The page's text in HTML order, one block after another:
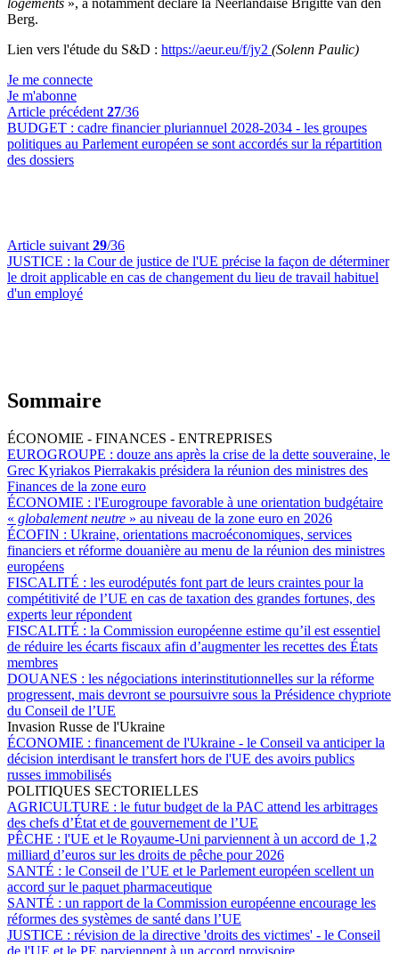
logements », a notamment déclaré la Néerlandaise Brigitte van den
Berg.
Lien vers l'étude du S&D : https://aeur.eu/f/jy2 (Solenn Paulic)
Je me connecte
Je m'abonne
Article précédent 27/36
BUDGET : cadre financier pluriannuel 2028-2034 - les groupes
politiques au Parlement européen se sont accordés sur la répartition
des dossiers
Article suivant 29/36
JUSTICE : la Cour de justice de l'UE précise la façon de déterminer
le droit applicable en cas de changement du lieu de travail habituel
d'un employé
Sommaire
ÉCONOMIE - FINANCES - ENTREPRISES
EUROGROUPE : douze ans après la crise de la dette souveraine, le
Grec Kyriakos Pierrakakis présidera la réunion des ministres des
Finances de la zone euro
ÉCONOMIE : l'Eurogroupe favorable à une orientation budgétaire
« globalement neutre » au niveau de la zone euro en 2026
ÉCOFIN : Ukraine, orientations macroéconomiques, services
financiers et réforme douanière au menu de la réunion des ministres
européens
FISCALITÉ : les eurodéputés font part de leurs craintes pour la
compétitivité de l’UE en cas de taxation des grandes fortunes, des
experts leur répondent
FISCALITÉ : la Commission européenne estime qu’il est essentiel
de réduire les écarts fiscaux afin d’augmenter les recettes des États
membres
DOUANES : les négociations interinstitutionnelles sur la réforme
progressent, mais devront se poursuivre sous la Présidence chypriote
du Conseil de l’UE
Invasion Russe de l'Ukraine
ÉCONOMIE : financement de l'Ukraine - le Conseil va anticiper la
décision interdisant le transfert hors de l'UE des avoirs publics
russes immobilisés
POLITIQUES SECTORIELLES
AGRICULTURE : le futur budget de la PAC attend les arbitrages
des chefs d’État et de gouvernement de l’UE
PÊCHE : l'UE et le Royaume-Uni parviennent à un accord de 1,2
milliard d’euros sur les droits de pêche pour 2026
SANTÉ : le Conseil de l’UE et le Parlement européen scellent un
accord sur le paquet pharmaceutique
SANTÉ : un rapport de la Commission européenne encourage les
réformes des systèmes de santé dans l’UE
JUSTICE : révision de la directive 'droits des victimes' - le Conseil
de l'UE et le PE parviennent à un accord provisoire